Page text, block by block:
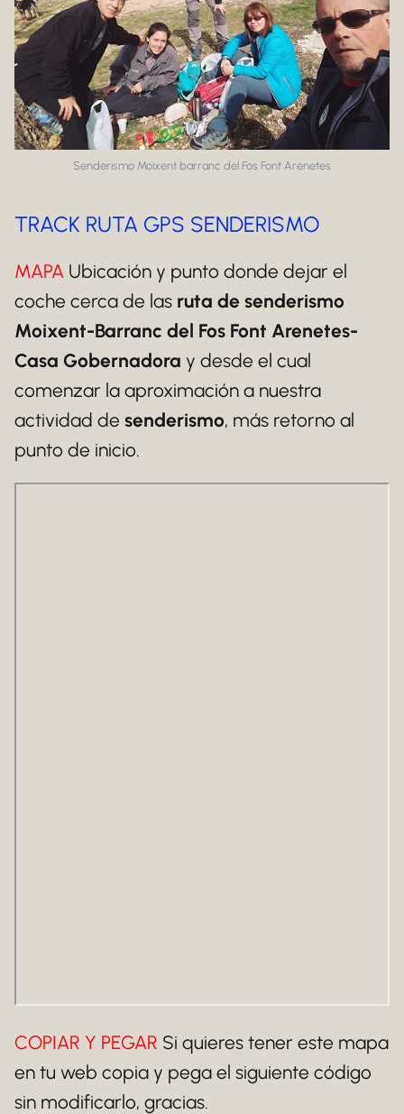
Senderismo Moixent barranc del Fos Font Arenetes
TRACK RUTA GPS SENDERISMO
MAPA Ubicación y punto donde dejar el
coche cerca de las ruta de senderismo
Moixent-Barranc del Fos Font Arenetes-
Casa Gobernadora y desde el cual
comenzar la aproximación a nuestra
actividad de senderismo, más retorno al
punto de inicio.
COPIAR Y PEGAR Si quieres tener este mapa
en tu web copia y pega el siguiente código
sin modificarlo, gracias.